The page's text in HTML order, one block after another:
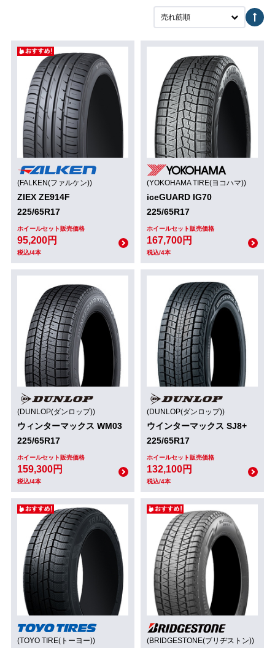
売れ筋順
(FALKEN(ファルケン))
ZIEX ZE914F
225/65R17
ホイールセット販売価格
95,200円
税込/4本
(YOKOHAMA TIRE(ヨコハマ))
iceGUARD IG70
225/65R17
ホイールセット販売価格
167,700円
税込/4本
(DUNLOP(ダンロップ))
ウィンターマックス WM03
225/65R17
ホイールセット販売価格
159,300円
税込/4本
(DUNLOP(ダンロップ))
ウインターマックス SJ8+
225/65R17
ホイールセット販売価格
132,100円
税込/4本
(TOYO TIRE(トーヨー)) (BRIDGESTONE(ブリヂストン))